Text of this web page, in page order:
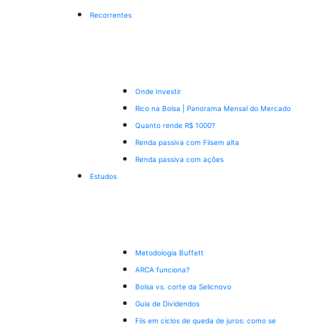
Recorrentes
Onde Investir
Rico na Bolsa | Panorama Mensal do Mercado
Quanto rende R$ 1000?
Renda passiva com Fiisem alta
Renda passiva com ações
Estudos
Metodologia Buffett
ARCA funciona?
Bolsa vs. corte da Selicnovo
Guia de Dividendos
Fiis em ciclos de queda de juros: como se